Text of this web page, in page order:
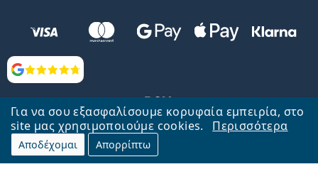
Για να σου εξασφαλίσουμε κορυφαία εμπειρία, στο
site μας χρησιμοποιούμε cookies.
Περισσότερα
Αποδέχομαι Απορρίπτω
Αξιολογήσεις
Επιστροφή στην αρχική σελίδα